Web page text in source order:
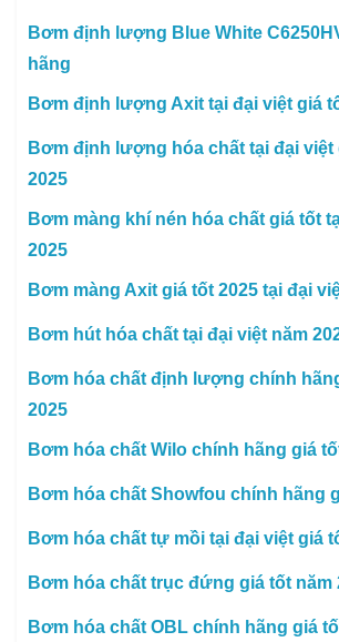
Bơm định lượng Blue White
hãng
Bơm định lượng Axit tại đại việt giá
Bơm định lượng hóa chất tại đại việt
2025
Bơm màng khí nén hóa chất giá tốt
2025
Bơm màng Axit giá tốt 2025 tại đại
Bơm hút hóa chất tại đại việt năm
Bơm hóa chất định lượng chính
2025
Bơm hóa chất Wilo chính hãng giá
Bơm hóa chất Showfou chính hãng
Bơm hóa chất tự mồi tại đại việt giá
Bơm hóa chất trục đứng giá tốt năm
Bơm hóa chất OBL chính hãng giá